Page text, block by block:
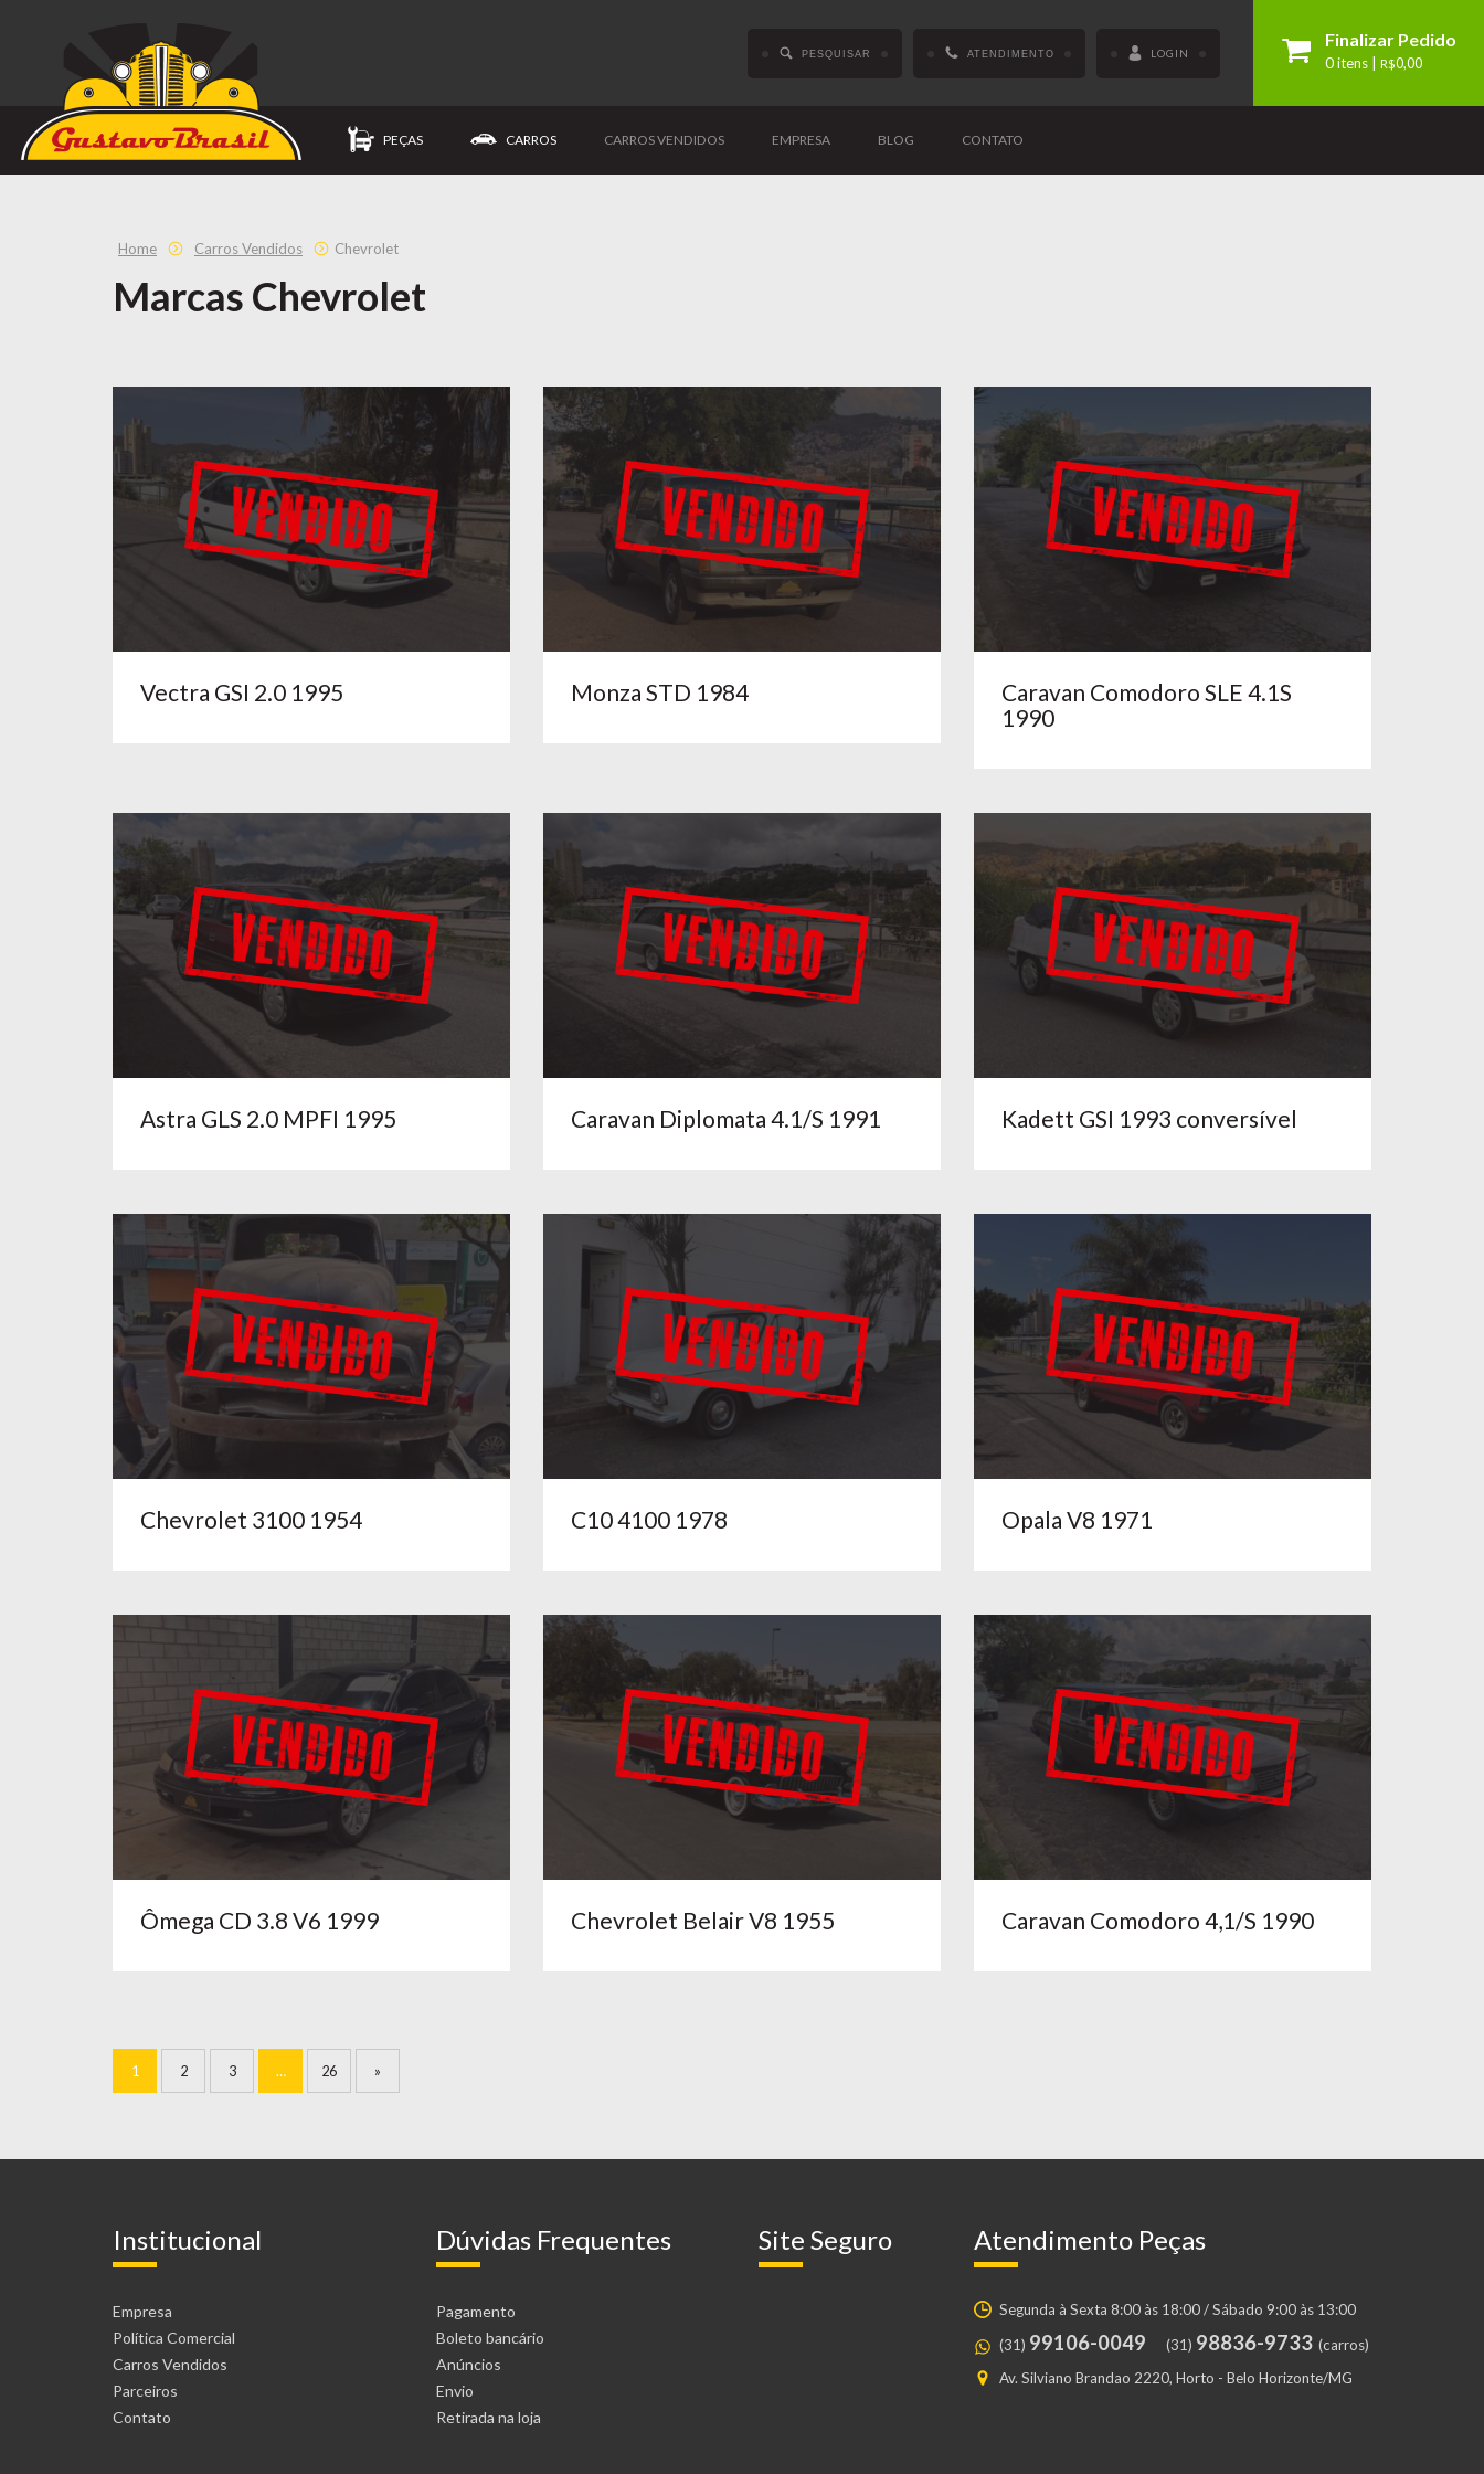
Finalizar Pedido
0 itens | R$0,00
PESQUISAR ATENDIMENTO LOGIN
PEÇAS CARROS CARROS VENDIDOS EMPRESA BLOG CONTATO
Home Carros Vendidos Chevrolet
Marcas Chevrolet
Vectra GSI 2.0 1995 Monza STD 1984
Caravan Comodoro SLE 4.1S
1990
Astra GLS 2.0 MPFI 1995 Caravan Diplomata 4.1/S 1991 Kadett GSI 1993 conversível
Chevrolet 3100 1954 C10 4100 1978 Opala V8 1971
Ômega CD 3.8 V6 1999 Chevrolet Belair V8 1955 Caravan Comodoro 4,1/S 1990
1 2 3 … 26 »
Institucional
Empresa
Política Comercial
Carros Vendidos
Parceiros
Contato
Dúvidas Frequentes
Pagamento
Boleto bancário
Anúncios
Envio
Retirada na loja
Site Seguro Atendimento Peças
Segunda à Sexta 8:00 às 18:00 / Sábado 9:00 às 13:00
(31) 99106-0049 (31) 98836-9733 (carros)
Av. Silviano Brandao 2220, Horto - Belo Horizonte/MG